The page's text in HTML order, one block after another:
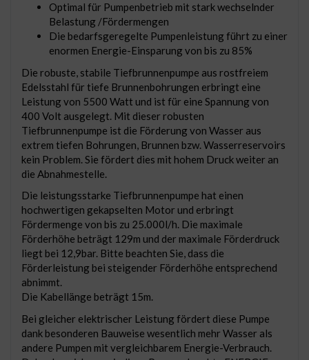
Optimal für Pumpenbetrieb mit stark wechselnder
Belastung /Fördermengen
Die bedarfsgeregelte Pumpenleistung führt zu einer
enormen Energie-Einsparung von bis zu 85%
Die robuste, stabile Tiefbrunnenpumpe aus rostfreiem
Edelsstahl für tiefe Brunnenbohrungen erbringt eine
Leistung von 5500 Watt und ist für eine Spannung von
400 Volt ausgelegt. Mit dieser robusten
Tiefbrunnenpumpe ist die Förderung von Wasser aus
extrem tiefen Bohrungen, Brunnen bzw. Wasserreservoirs
kein Problem. Sie fördert dies mit hohem Druck weiter an
die Abnahmestelle.
Die leistungsstarke Tiefbrunnenpumpe hat einen
hochwertigen gekapselten Motor und erbringt
Fördermenge von bis zu 25.000l/h. Die maximale
Förderhöhe beträgt 129m und der maximale Förderdruck
liegt bei 12,9bar. Bitte beachten Sie, dass die
Förderleistung bei steigender Förderhöhe entsprechend
abnimmt.
Die Kabellänge beträgt 15m.
Bei gleicher elektrischer Leistung fördert diese Pumpe
dank besonderen Bauweise wesentlich mehr Wasser als
andere Pumpen mit vergleichbarem Energie-Verbrauch.